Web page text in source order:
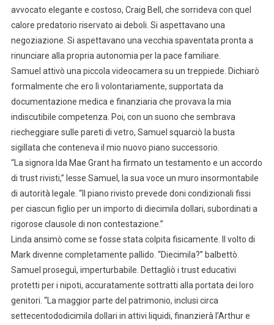
avvocato elegante e costoso, Craig Bell, che sorrideva con quel
calore predatorio riservato ai deboli. Si aspettavano una
negoziazione. Si aspettavano una vecchia spaventata pronta a
rinunciare alla propria autonomia per la pace familiare.
Samuel attivò una piccola videocamera su un treppiede. Dichiarò
formalmente che ero lì volontariamente, supportata da
documentazione medica e finanziaria che provava la mia
indiscutibile competenza. Poi, con un suono che sembrava
riecheggiare sulle pareti di vetro, Samuel squarciò la busta
sigillata che conteneva il mio nuovo piano successorio.
“La signora Ida Mae Grant ha firmato un testamento e un accordo
di trust rivisti,” lesse Samuel, la sua voce un muro insormontabile
di autorità legale. “Il piano rivisto prevede doni condizionali fissi
per ciascun figlio per un importo di diecimila dollari, subordinati a
rigorose clausole di non contestazione.”
Linda ansimò come se fosse stata colpita fisicamente. Il volto di
Mark divenne completamente pallido. “Diecimila?” balbettò.
Samuel proseguì, imperturbabile. Dettagliò i trust educativi
protetti per i nipoti, accuratamente sottratti alla portata dei loro
genitori. “La maggior parte del patrimonio, inclusi circa
settecentododicimila dollari in attivi liquidi, finanzierà l’Arthur e